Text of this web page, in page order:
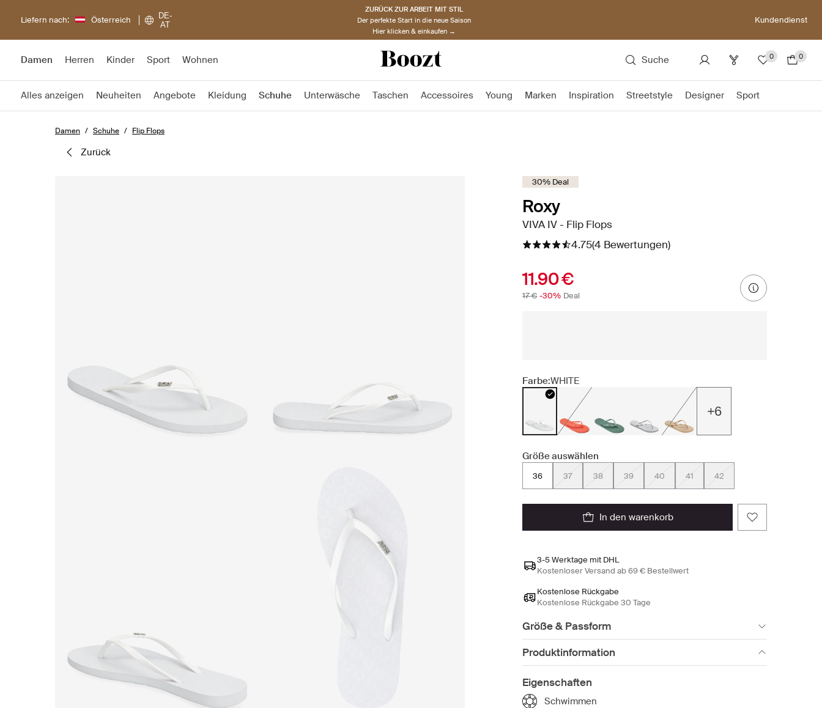
Liefern nach: Österreich
DE-
AT
ZURÜCK ZUR ARBEIT MIT STIL
Der perfekte Start in die neue Saison
Hier klicken & einkaufen →
Kundendienst
Damen Herren Kinder Sport Wohnen Suche 0 0
Alles anzeigen Neuheiten Angebote Kleidung Schuhe Unterwäsche Taschen Accessoires Young Marken Inspiration Streetstyle Designer Sport
Damen Schuhe Flip Flops
zurück
30% Deal
Roxy
VIVA IV - Flip Flops
4.75(4 Bewertungen)
11.90 €
17 € -30% Deal
Farbe:WHITE
+6
Größe auswählen
36 37 38 39 40 41 42
in den warenkorb
3-5 Werktage mit DHL
Kostenloser Versand ab 69 € Bestellwert
Kostenlose Rückgabe
Kostenlose Rückgabe 30 Tage
Größe & Passform
Produktinformation
Eigenschaften
Schwimmen